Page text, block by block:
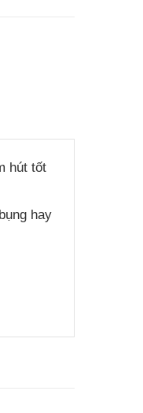
hút tốt
hay